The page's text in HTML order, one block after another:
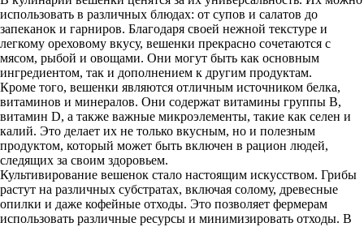
использовать в различных блюдах: от супов и салатов до
запеканок и гарниров. Благодаря своей нежной текстуре и
легкому ореховому вкусу, вешенки прекрасно сочетаются с
мясом, рыбой и овощами. Они могут быть как основным
ингредиентом, так и дополнением к другим продуктам.
Кроме того, вешенки являются отличным источником белка,
витаминов и минералов. Они содержат витамины группы B,
витамин D, а также важные микроэлементы, такие как селен и
калий. Это делает их не только вкусным, но и полезным
продуктом, который может быть включен в рацион людей,
следящих за своим здоровьем.
Культивирование вешенок стало настоящим искусством. Грибы
растут на различных субстратах, включая солому, древесные
опилки и даже кофейные отходы. Это позволяет фермерам
использовать различные ресурсы и минимизировать отходы. В